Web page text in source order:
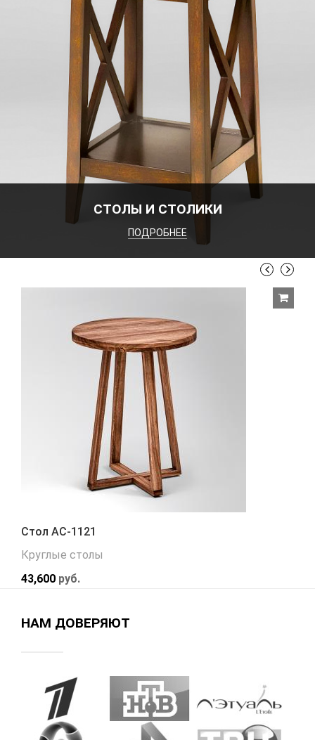
СТОЛЫ И СТОЛИКИ
ПОДРОБНЕЕ
Стол АС-1121
Круглые столы
43,600 руб.
НАМ ДОВЕРЯЮТ